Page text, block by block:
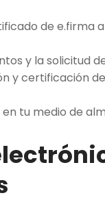
de e.firma
y la solicitud
y certificación
tu medio de